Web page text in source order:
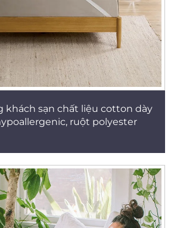
khách sạn chất liệu cotton dày
ruột polyester